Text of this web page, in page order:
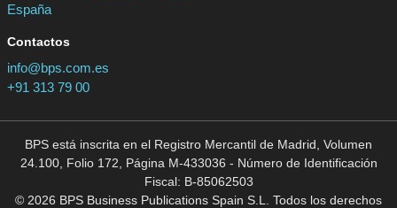
España
Contactos
info@bps.com.es
+91 313 79 00
BPS está inscrita en el Registro Mercantil de Madrid, Volumen
24.100, Folio 172, Página M-433036 - Número de Identificación
Fiscal: B-85062503
© 2026 BPS Business Publications Spain S.L. Todos los derechos